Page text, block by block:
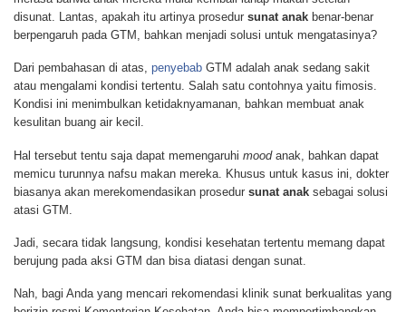
disunat. Lantas, apakah itu artinya prosedur sunat anak benar-benar
berpengaruh pada GTM, bahkan menjadi solusi untuk mengatasinya?
Dari pembahasan di atas, penyebab GTM adalah anak sedang sakit
atau mengalami kondisi tertentu. Salah satu contohnya yaitu fimosis.
Kondisi ini menimbulkan ketidaknyamanan, bahkan membuat anak
kesulitan buang air kecil.
Hal tersebut tentu saja dapat memengaruhi mood anak, bahkan dapat
memicu turunnya nafsu makan mereka. Khusus untuk kasus ini, dokter
biasanya akan merekomendasikan prosedur sunat anak sebagai solusi
atasi GTM.
Jadi, secara tidak langsung, kondisi kesehatan tertentu memang dapat
berujung pada aksi GTM dan bisa diatasi dengan sunat.
Nah, bagi Anda yang mencari rekomendasi klinik sunat berkualitas yang